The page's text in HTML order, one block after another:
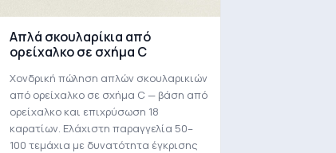
Απλά σκουλαρίκια από
ορείχαλκο σε σχήμα C
Χονδρική πώληση απλών σκουλαρικιών
από ορείχαλκο σε σχήμα C — βάση από
ορείχαλκο και επιχρύσωση 18
καρατίων. Ελάχιστη παραγγελία 50–
100 τεμάχια με δυνατότητα έγκρισης